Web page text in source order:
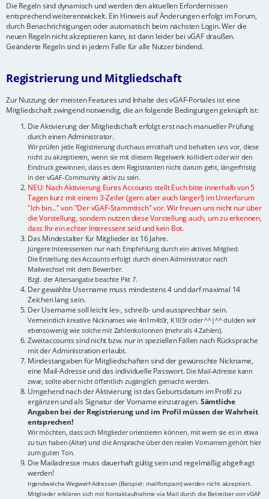
Die Regeln sind dynamisch und werden den aktuellen Erfordernissen
entsprechend weiterentwickelt. Ein Hinweis auf Änderungen erfolgt im Forum,
durch Benachrichtigungen oder automatisch beim nächsten Login. Wer die
neuen Regeln nicht akzeptieren kann, ist dann leider bei vGAF draußen.
Geänderte Regeln sind in jedem Falle für alle Nutzer bindend.
Registrierung und Mitgliedschaft
Zur Nutzung der meisten Features und Inhalte des vGAF-Portales ist eine
Mitgliedschaft zwingend notwendig, die an folgende Bedingungen geknüpft ist:
Die Aktivierung der Mitgliedschaft erfolgt erst nach manueller Prüfung
durch einen Administrator.
Wir prüfen jede Registrierung durchaus ernsthaft und behalten uns vor, diese
nicht zu akzeptieren, wenn sie mit diesem Regelwerk kollidiert oder wir den
Eindruck gewinnen, dass es dem Registranten nicht darum geht, längerfristig
in der vGAF-Community aktiv zu sein.
NEU: Nach Aktivierung Eures Accounts stellt Euch bitte innerhalb von 5
Tagen kurz mit einem 3-Zeiler (gern aber auch länger!) im Unterforum
"Ich bin..." von "Der vGAF-Stammtisch" vor. Wir freuen uns nicht nur über
die Vorstellung, sondern nutzen diese Vorstellung auch, um zu erkennen,
dass Ihr ein echter Interessent seid und kein Bot.
Das Mindestalter für Mitglieder ist 16 Jahre.
Jüngere Interessenten nur nach Empfehlung durch ein aktives Mitglied.
Die Erstellung des Accounts erfolgt durch einen Administrator nach
Mailwechsel mit dem Bewerber.
Bzgl. der Altersangabe beachte Pkt 7.
Der gewählte Username muss mindestens 4 und darf maximal 14
Zeichen lang sein.
Der Username soll leicht les-, schreib- und aussprechbar sein.
Vermeintlich kreative Nicknames wie 4n1m4t0r, K1ll3r oder ^^|^^ dulden wir
ebensowenig wie solche mit Zahlenkolonnen (mehr als 4 Zahlen).
Zweitaccounts sind nicht bzw. nur in speziellen Fällen nach Rücksprache
mit der Administration erlaubt.
Mindestangaben für Mitgliedschaften sind der gewünschte Nickname,
eine Mail-Adresse und das individuelle Passwort. Die Mail-Adresse kann
zwar, sollte aber nicht öffentlich zugänglich gemacht werden.
Umgehend nach der Aktivierung ist das Geburtsdatum im Profil zu
ergänzen und als Signatur der Vorname einzutragen.Sämtliche
Angaben bei der Registrierung und im Profil müssen der Wahrheit
entsprechen!
Wir möchten, dass sich Mitglieder orientieren können, mit wem sie es in etwa
zu tun haben (Alter) und die Ansprache über den realen Vornamen gehört hier
zum guten Ton.
Die Mailadresse muss dauerhaft gültig sein und regelmäßig abgefragt
werden!
Irgendwelche Wegwerf-Adressen (Beispiel: mailforspam) werden nicht akzeptiert.
Mitglieder erklären sich mit Kontaktaufnahme via Mail durch die Betreiber von vGAF